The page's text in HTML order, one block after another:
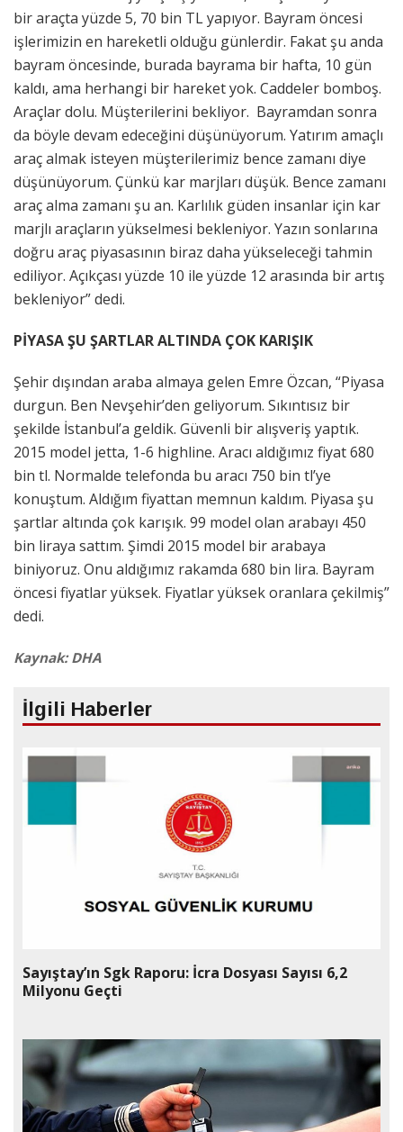
bir araçta yüzde 5, 70 bin TL yapıyor. Bayram öncesi
işlerimizin en hareketli olduğu günlerdir. Fakat şu anda
bayram öncesinde, burada bayrama bir hafta, 10 gün
kaldı, ama herhangi bir hareket yok. Caddeler bomboş.
Araçlar dolu. Müşterilerini bekliyor. Bayramdan sonra
da böyle devam edeceğini düşünüyorum. Yatırım amaçlı
araç almak isteyen müşterilerimiz bence zamanı diye
düşünüyorum. Çünkü kar marjları düşük. Bence zamanı
araç alma zamanı şu an. Karlılık güden insanlar için kar
marjlı araçların yükselmesi bekleniyor. Yazın sonlarına
doğru araç piyasasının biraz daha yükseleceği tahmin
ediliyor. Açıkçası yüzde 10 ile yüzde 12 arasında bir artış
bekleniyor” dedi.
PİYASA ŞU ŞARTLAR ALTINDA ÇOK KARIŞIK
Şehir dışından araba almaya gelen Emre Özcan, “Piyasa
durgun. Ben Nevşehir’den geliyorum. Sıkıntısız bir
şekilde İstanbul’a geldik. Güvenli bir alışveriş yaptık.
2015 model jetta, 1-6 highline. Aracı aldığımız fiyat 680
bin tl. Normalde telefonda bu aracı 750 bin tl’ye
konuştum. Aldığım fiyattan memnun kaldım. Piyasa şu
şartlar altında çok karışık. 99 model olan arabayı 450
bin liraya sattım. Şimdi 2015 model bir arabaya
biniyoruz. Onu aldığımız rakamda 680 bin lira. Bayram
öncesi fiyatlar yüksek. Fiyatlar yüksek oranlara çekilmiş”
dedi.
Kaynak: DHA
İlgili Haberler
Sayıştay’ın Sgk Raporu: İcra Dosyası Sayısı 6,2
Milyonu Geçti